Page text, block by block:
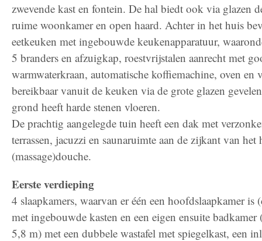
zwevende kast en fontein. De hal biedt ook via glazen
ruime woonkamer en open haard. Achter in het huis
eetkeuken met ingebouwde keukenapparatuur,
5 branders en afzuigkap, roestvrijstalen aanrecht met
warmwaterkraan, automatische koffiemachine, oven en
bereikbaar vanuit de keuken via de grote glazen
grond heeft harde stenen vloeren.
De prachtig aangelegde tuin heeft een dak met
terrassen, jacuzzi en saunaruimte aan de zijkant van het
(massage)douche.
Eerste verdieping
4 slaapkamers, waarvan er één een hoofdslaapkamer
met ingebouwde kasten en een eigen ensuite
5,8 m) met een dubbele wastafel met spiegelkast, een